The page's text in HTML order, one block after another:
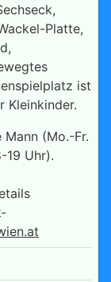
Platte,
ist
Kleinkinder.
(Mo.-Fr.
19 Uhr).